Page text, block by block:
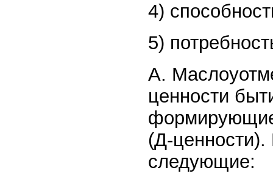
4)
5)
А.
ценности
(Д-ценности).
следующие: